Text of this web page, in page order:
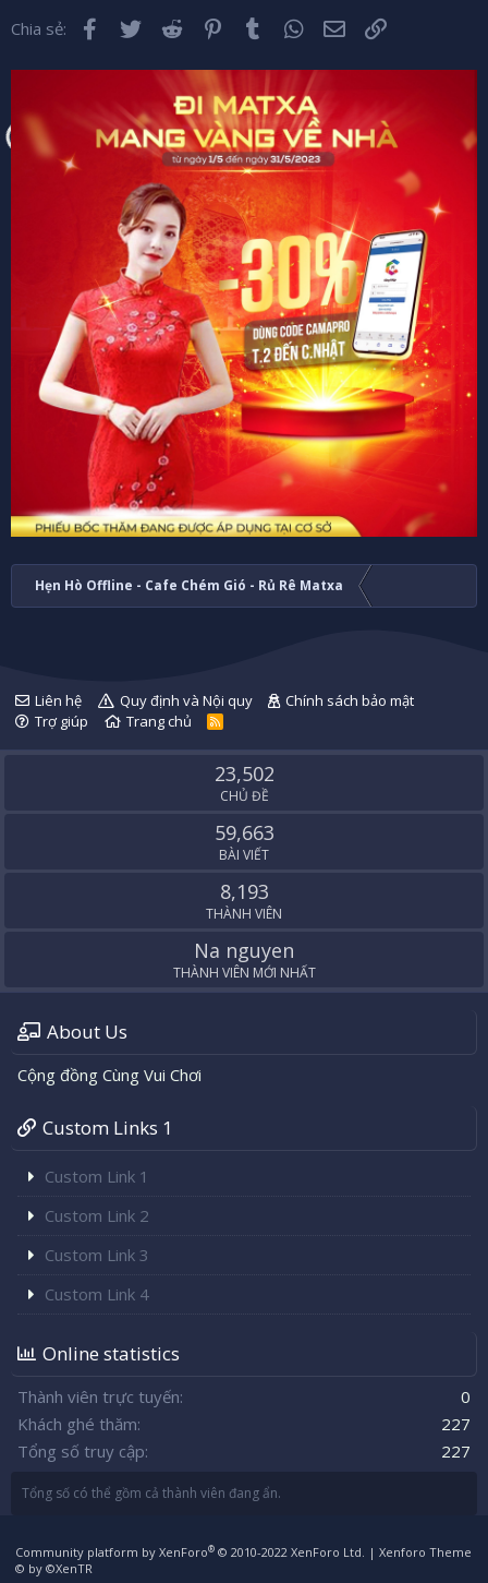
Chia sẻ: Facebook
Twitter Reddit Pinterest
Tumblr WhatsApp
Email
Hẹn Hò Offline - Cafe Chém Gió - Rủ Rê Matxa
Liên hệ Quy định và Nội quy
Chính sách bảo mật
Trợ giúp
Trang chủ
R
S
23,502
CHỦ ĐỀ
59,663
BÀI VIẾT
8,193
THÀNH VIÊN
Na nguyen
THÀNH VIÊN MỚI NHẤT
About Us
Cộng đồng Cùng Vui Chơi
Custom Links 1
Custom Link 1
Custom Link 2
Custom Link 3
Custom Link 4
Online statistics
Thành viên trực tuyến
0
Khách ghé thăm
227
Tổng số truy cập
227
Tổng số có thể gồm cả thành viên đang ẩn.
Community platform by XenForo® © 2010-2022 XenForo Ltd. | Xenforo Theme
© by ©XenTR